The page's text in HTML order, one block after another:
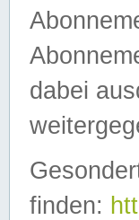
dabei
finden: